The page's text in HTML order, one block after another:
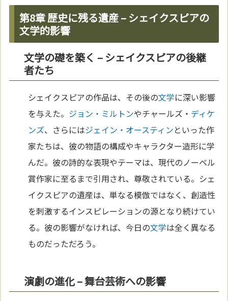
第8章 歴史に残る遺産 – シェイクスピアの
文学的影響
文学の礎を築く – シェイクスピアの後継
者たち
シェイクスピアの作品は、その後の文学に深い影響
を与えた。 ジョン・ミルトンやチャールズ・ ディケ
ンズ、さらにはジェイン・オースティンといった作
家たちは、彼の物語の構成やキャラクター造形に学
んだ。彼の詩的な表現やテーマは、現代のノーベル
賞作家に至るまで引用され、尊敬されている。シェ
イクスピアの遺産は、単なる模倣ではなく、創造性
を刺激するインスピレーションの源となり続けてい
る。彼の影響がなければ、今日の文学は全く異なる
ものだっただろう。
演劇の進化 – 舞台芸術への影響